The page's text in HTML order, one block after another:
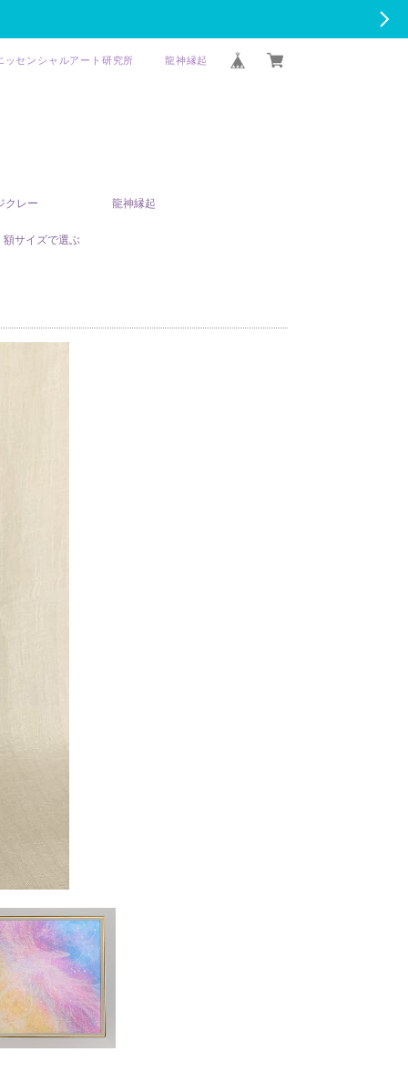
ッセンシャルアート研究所 龍神縁起
クレー 龍神縁起
額サイズで選ぶ